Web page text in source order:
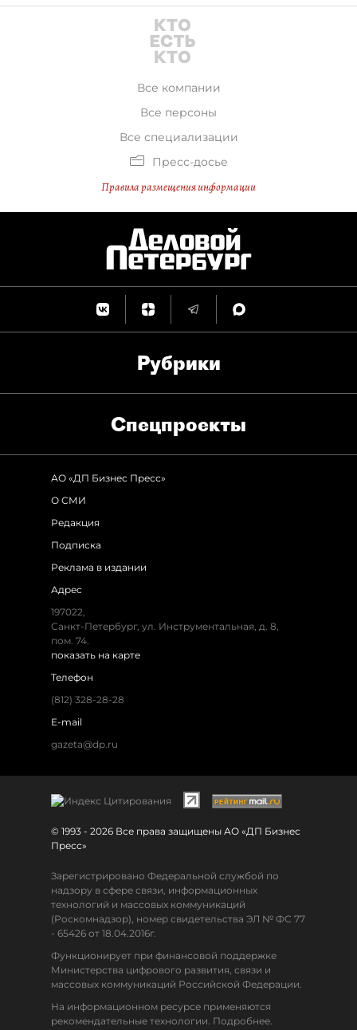
Все компании
Все персоны
Все специализации
Пресс-досье
Правила размещения информации
Рубрики
Спец­проекты
АО «ДП Бизнес Пресс»
О СМИ
Редакция
Подписка
Реклама в издании
Адрес
197022,
Санкт-Петербург, ул. Инструментальная, д. 8,
пом. 74.
показать на карте
Телефон
(812) 328-28-28
E-mail
gazeta@dp.ru
© 1993 - 2026 Все права защищены АО «ДП Бизнес
Пресс»
Зарегистрировано Федеральной службой по
надзору в сфере связи, информационных
технологий и массовых коммуникаций
(Роскомнадзор), номер свидетельства ЭЛ № ФС 77
- 65426 от 18.04.2016г.
Функционирует при финансовой поддержке
Министерства цифрового развития, связи и
массовых коммуникаций Российской Федерации.
На информационном ресурсе применяются
рекомендательные технологии. Подробнее.